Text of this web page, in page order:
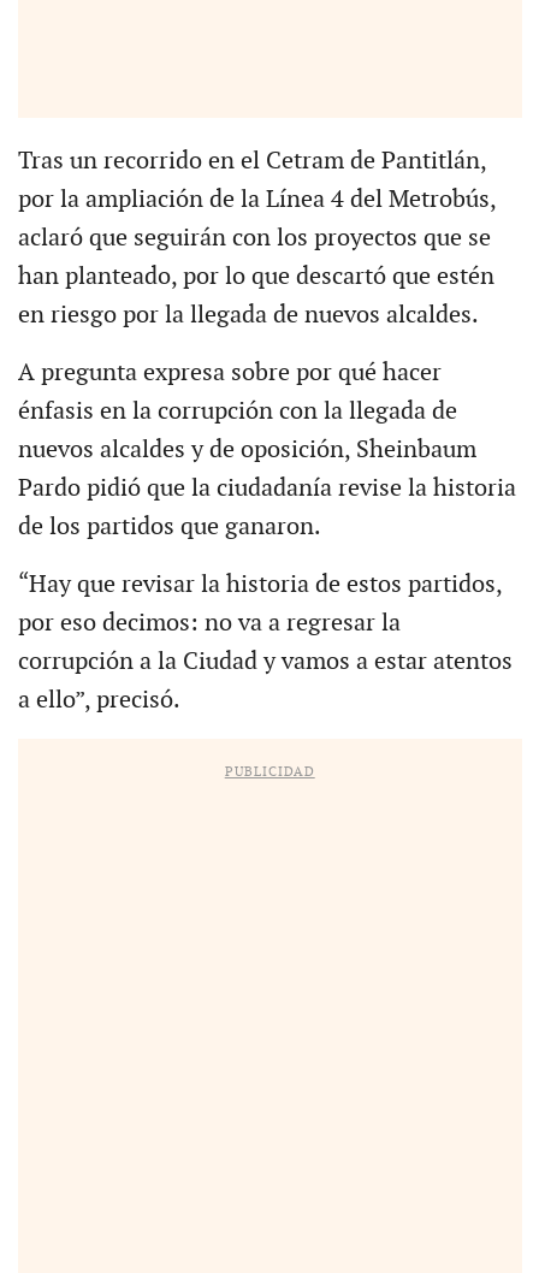
Tras un recorrido en el Cetram de Pantitlán,
por la ampliación de la Línea 4 del Metrobús,
aclaró que seguirán con los proyectos que se
han planteado, por lo que descartó que estén
en riesgo por la llegada de nuevos alcaldes.
A pregunta expresa sobre por qué hacer
énfasis en la corrupción con la llegada de
nuevos alcaldes y de oposición, Sheinbaum
Pardo pidió que la ciudadanía revise la historia
de los partidos que ganaron.
“Hay que revisar la historia de estos partidos,
por eso decimos: no va a regresar la
corrupción a la Ciudad y vamos a estar atentos
a ello”, precisó.
PUBLICIDAD